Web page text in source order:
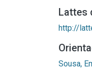
Lattes
http://
Sousa,